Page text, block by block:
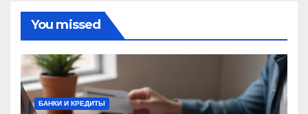
You missed
БАНКИ И КРЕДИТЫ